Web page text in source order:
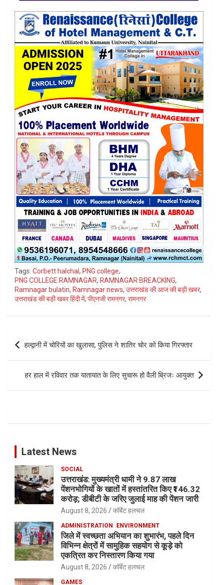
Tags: Corbett halchal , PNG college,
PNG COLLEGE RAMNAGAR, RAMNAGAR BREACKING,
Ramnagar bulatin, Ramnagar news, उत्तराखंड की आज की बड़ी खबर,
उत्तराखंड की बड़ी खबर हिंदी में, पीएनजी रामनगर, रामनगर
Post
navigation
हल्द्वानी में चोरियों का खुलासा, पुलिस ने शातिर चोर को किया गिरफ्तार
हर हाल में रविवार तक यातायात के लिए सुचारू हो वैली ब्रिजः आयुक्त
Latest News
SOCIAL
उत्तराखंड: मुख्यमंत्री धामी ने 9.87 लाख
पेंशनभोगियों के खातों में हस्तांतरित किए ₹146.32
करोड़; डीबीटी के जरिए जुलाई माह की पेंशन जारी
August 8, 2026 कॉर्बेट हलचल
ADMINISTRATION ENVIRONMENT
जिले में स्वच्छता अभियान का शुभारंभ, पहले दिन
विभिन्न क्षेत्रों में सामुहिक सहयोग से कूड़े को
एकत्रित कर निस्तारण किया गया
August 8, 2026 कॉर्बेट हलचल
GAMES